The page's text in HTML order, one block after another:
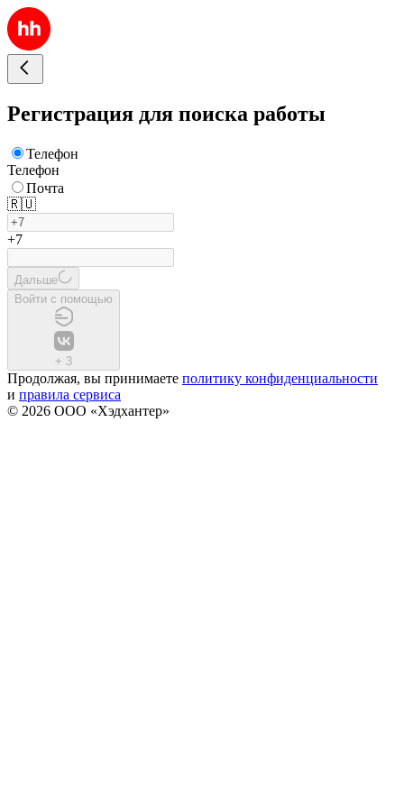
Регистрация для поиска работы
Телефон
Телефон
Почта
🇷🇺
+7
Дальше
Войти с помощью
+ 3
Продолжая, вы принимаете политику конфиденциальности
и правила сервиса
© 2026 ООО «Хэдхантер»